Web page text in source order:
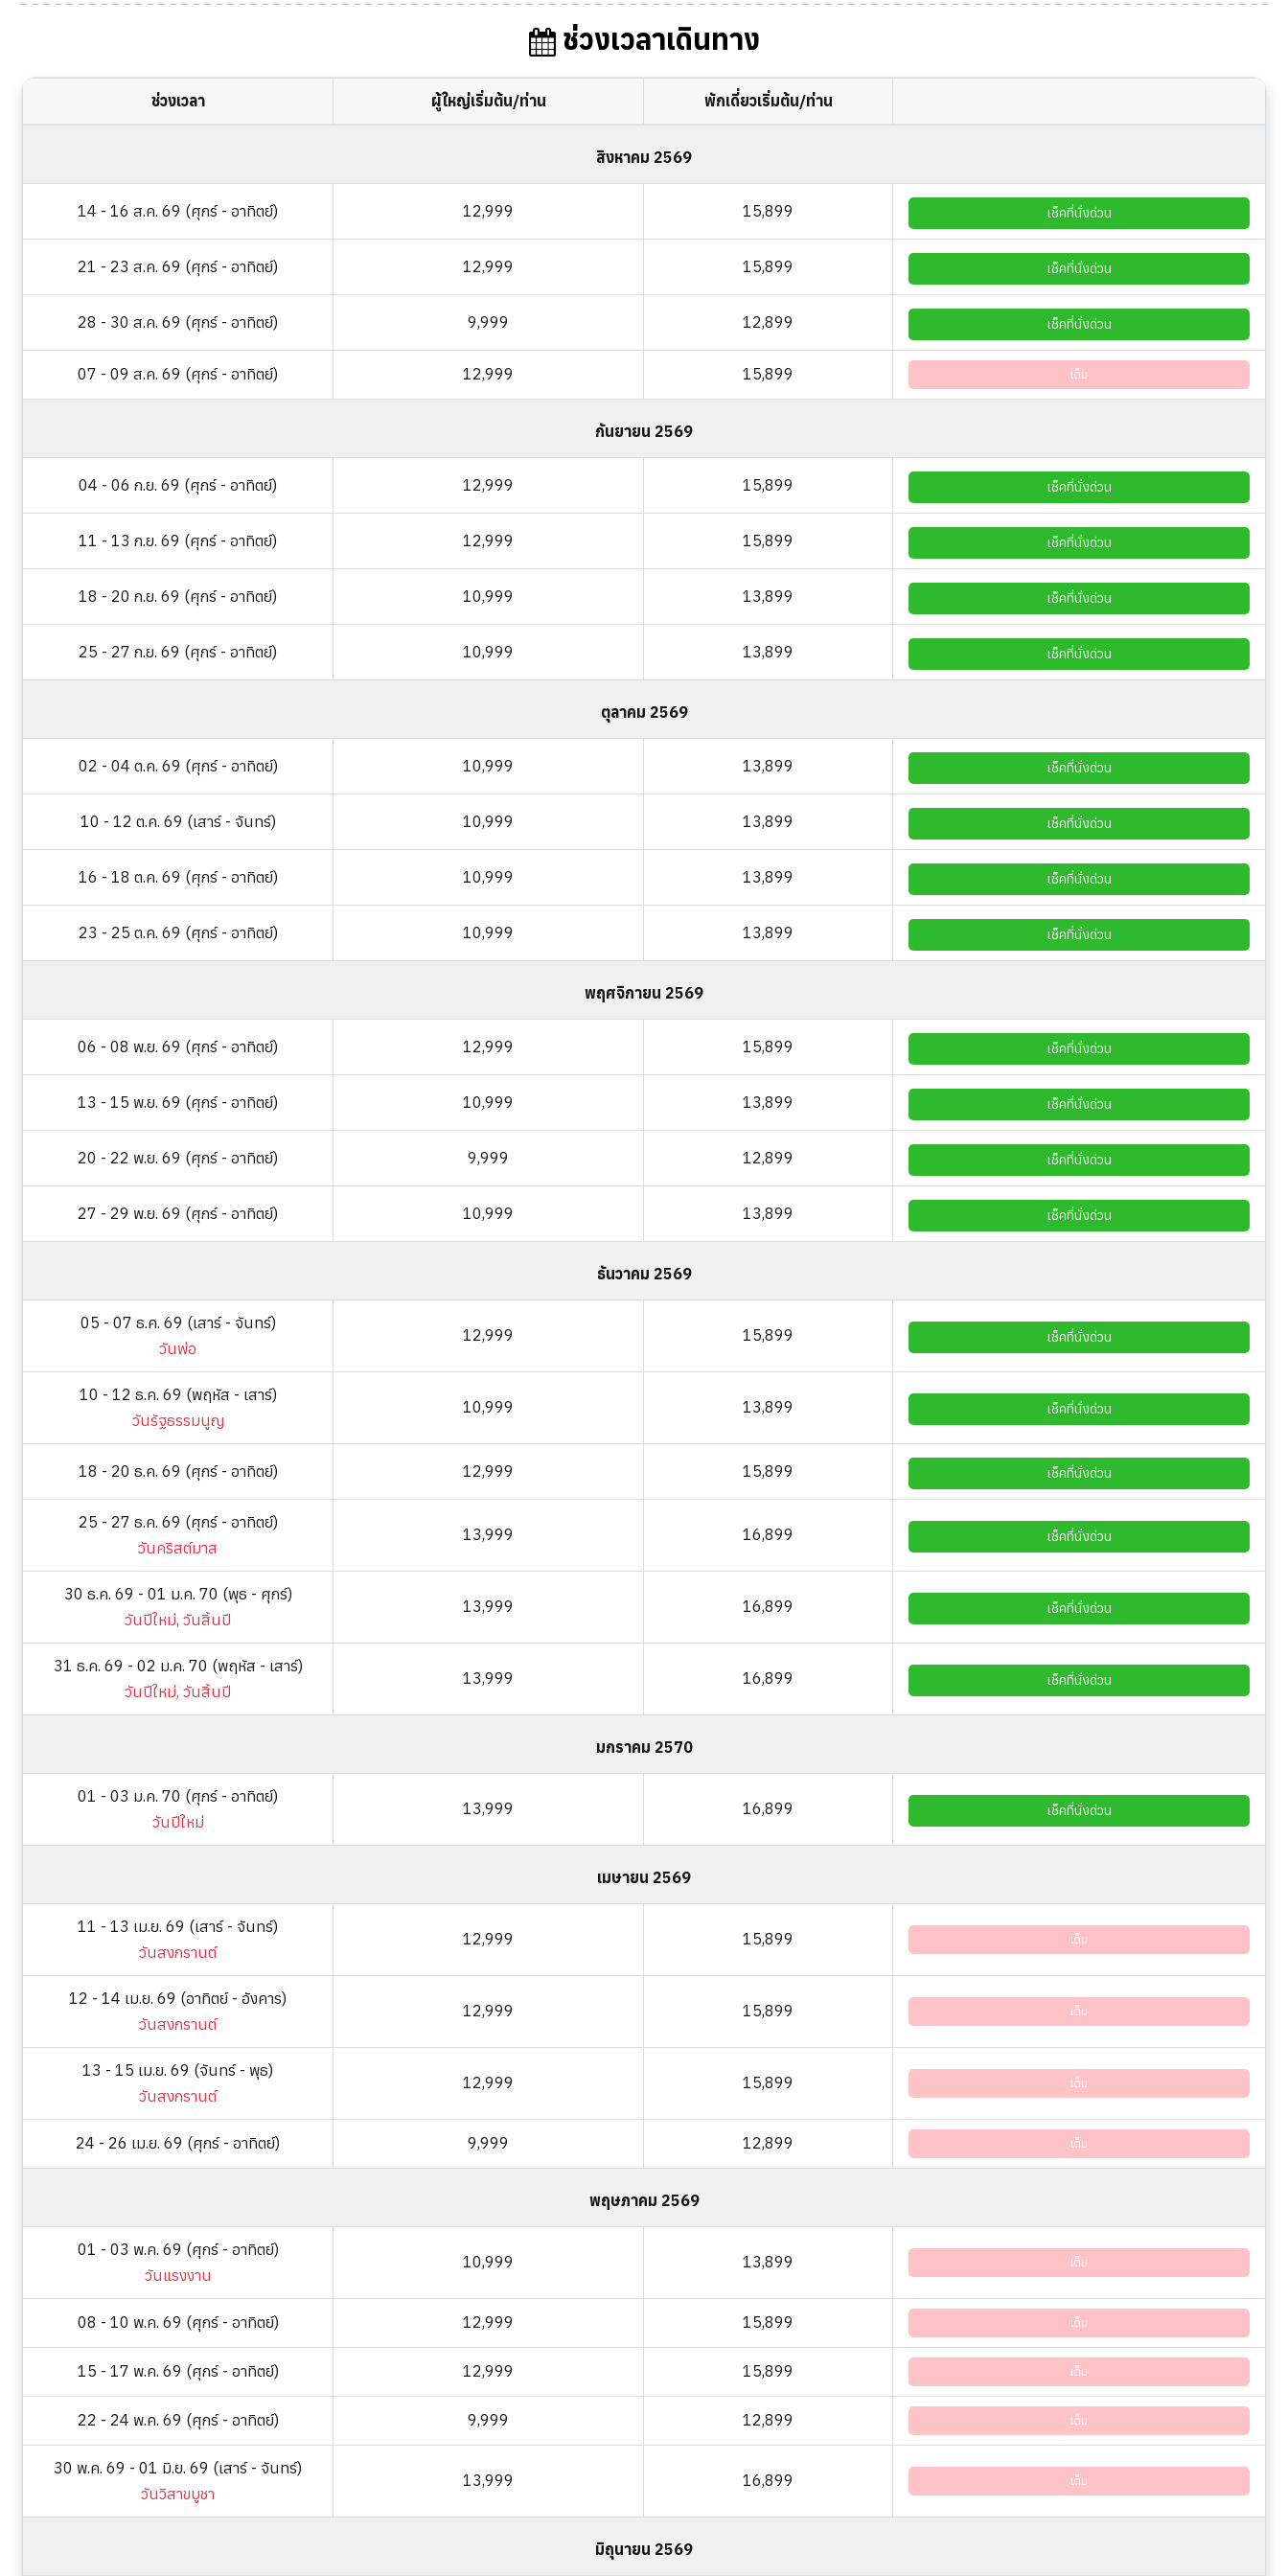
ช่วงเวลาเดินทาง
ช่วงเวลา ผู้ใหญ่เริ่มต้น/ท่าน พักเดี่ยวเริ่มต้น/ท่าน
สิงหาคม 2569
14 - 16 ส.ค. 69 (ศุกร์ - อาทิตย์) 12,999 15,899 เช็คที่นั่งด่วน
21 - 23 ส.ค. 69 (ศุกร์ - อาทิตย์) 12,999 15,899 เช็คที่นั่งด่วน
28 - 30 ส.ค. 69 (ศุกร์ - อาทิตย์) 9,999 12,899 เช็คที่นั่งด่วน
07 - 09 ส.ค. 69 (ศุกร์ - อาทิตย์) 12,999 15,899 เต็ม
กันยายน 2569
04 - 06 ก.ย. 69 (ศุกร์ - อาทิตย์) 12,999 15,899 เช็คที่นั่งด่วน
11 - 13 ก.ย. 69 (ศุกร์ - อาทิตย์) 12,999 15,899 เช็คที่นั่งด่วน
18 - 20 ก.ย. 69 (ศุกร์ - อาทิตย์) 10,999 13,899 เช็คที่นั่งด่วน
25 - 27 ก.ย. 69 (ศุกร์ - อาทิตย์) 10,999 13,899 เช็คที่นั่งด่วน
ตุลาคม 2569
02 - 04 ต.ค. 69 (ศุกร์ - อาทิตย์) 10,999 13,899 เช็คที่นั่งด่วน
10 - 12 ต.ค. 69 (เสาร์ - จันทร์) 10,999 13,899 เช็คที่นั่งด่วน
16 - 18 ต.ค. 69 (ศุกร์ - อาทิตย์) 10,999 13,899 เช็คที่นั่งด่วน
23 - 25 ต.ค. 69 (ศุกร์ - อาทิตย์) 10,999 13,899 เช็คที่นั่งด่วน
พฤศจิกายน 2569
06 - 08 พ.ย. 69 (ศุกร์ - อาทิตย์) 12,999 15,899 เช็คที่นั่งด่วน
13 - 15 พ.ย. 69 (ศุกร์ - อาทิตย์) 10,999 13,899 เช็คที่นั่งด่วน
20 - 22 พ.ย. 69 (ศุกร์ - อาทิตย์) 9,999 12,899 เช็คที่นั่งด่วน
27 - 29 พ.ย. 69 (ศุกร์ - อาทิตย์) 10,999 13,899 เช็คที่นั่งด่วน
ธันวาคม 2569
05 - 07 ธ.ค. 69 (เสาร์ - จันทร์)
วันพ่อ
12,999 15,899 เช็คที่นั่งด่วน
10 - 12 ธ.ค. 69 (พฤหัส - เสาร์)
วันรัฐธรรมนูญ
10,999 13,899 เช็คที่นั่งด่วน
18 - 20 ธ.ค. 69 (ศุกร์ - อาทิตย์) 12,999 15,899 เช็คที่นั่งด่วน
25 - 27 ธ.ค. 69 (ศุกร์ - อาทิตย์)
วันคริสต์มาส
13,999 16,899 เช็คที่นั่งด่วน
30 ธ.ค. 69 - 01 ม.ค. 70 (พุธ - ศุกร์)
วันปีใหม่, วันสิ้นปี
13,999 16,899 เช็คที่นั่งด่วน
31 ธ.ค. 69 - 02 ม.ค. 70 (พฤหัส - เสาร์)
วันปีใหม่, วันสิ้นปี
13,999 16,899 เช็คที่นั่งด่วน
มกราคม 2570
01 - 03 ม.ค. 70 (ศุกร์ - อาทิตย์)
วันปีใหม่
13,999 16,899 เช็คที่นั่งด่วน
เมษายน 2569
11 - 13 เม.ย. 69 (เสาร์ - จันทร์)
วันสงกรานต์
12,999 15,899 เต็ม
12 - 14 เม.ย. 69 (อาทิตย์ - อังคาร)
วันสงกรานต์
12,999 15,899 เต็ม
13 - 15 เม.ย. 69 (จันทร์ - พุธ)
วันสงกรานต์
12,999 15,899 เต็ม
24 - 26 เม.ย. 69 (ศุกร์ - อาทิตย์) 9,999 12,899 เต็ม
พฤษภาคม 2569
01 - 03 พ.ค. 69 (ศุกร์ - อาทิตย์)
วันแรงงาน
10,999 13,899 เต็ม
08 - 10 พ.ค. 69 (ศุกร์ - อาทิตย์) 12,999 15,899 เต็ม
15 - 17 พ.ค. 69 (ศุกร์ - อาทิตย์) 12,999 15,899 เต็ม
22 - 24 พ.ค. 69 (ศุกร์ - อาทิตย์) 9,999 12,899 เต็ม
30 พ.ค. 69 - 01 มิ.ย. 69 (เสาร์ - จันทร์)
วันวิสาขบูชา
13,999 16,899 เต็ม
มิถุนายน 2569